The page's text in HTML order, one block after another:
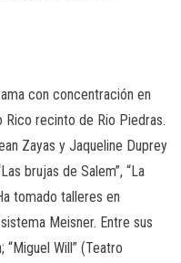
con concentración en
recinto de Rio Piedras.
Zayas y Jaqueline Duprey
brujas de Salem”, “La
tomado talleres en
Meisner. Entre sus
Will” (Teatro